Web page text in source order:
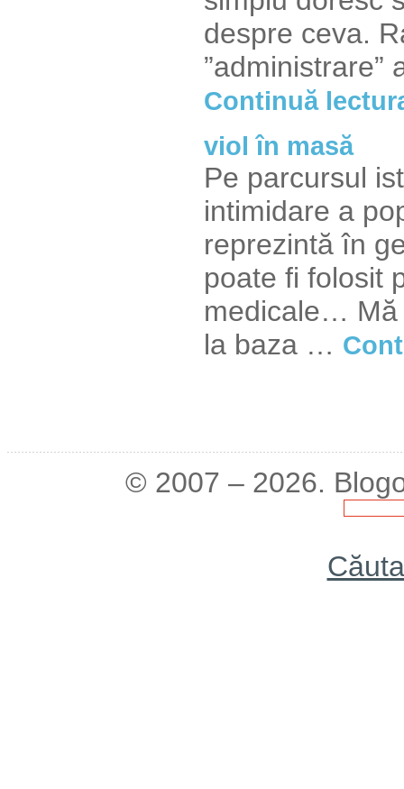
despre ceva.
Continuă
viol în masă
Pe parcursul
intimidare a
reprezintă în
poate fi folosit
medicale… Mă
la baza …
© 2007 – 2026.